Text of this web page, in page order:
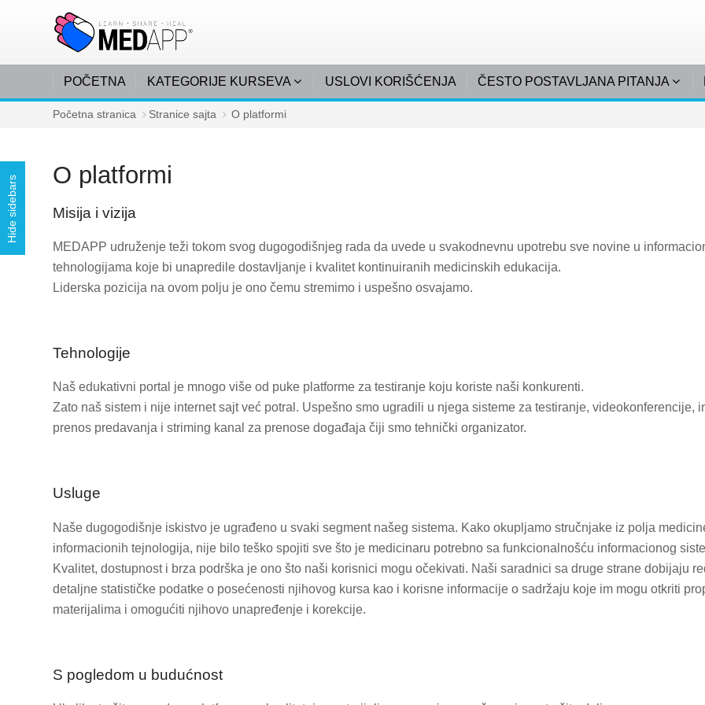
Idi na glavni sadržaj
POČETNA KATEGORIJE KURSEVA USLOVI KORIŠĆENJA ČESTO POSTAVLJANA PITANJA
Početna stranica Stranice sajta O platformi
O platformi
Misija i vizija
MEDAPP udruženje teži tokom svog dugogodišnjeg rada da uvede u svakodnevnu upotrebu sve novine u
tehnologijama koje bi unapredile dostavljanje i kvalitet kontinuiranih medicinskih edukacija.
Liderska pozicija na ovom polju je ono čemu stremimo i uspešno osvajamo.
Tehnologije
Naš edukativni portal je mnogo više od puke platforme za testiranje koju koriste naši konkurenti.
Zato naš sistem i nije internet sajt već potral. Uspešno smo ugradili u njega sisteme za testiranje, videokonferencije,
prenos predavanja i striming kanal za prenose događaja čiji smo tehnički organizator.
Usluge
Naše dugogodišnje iskistvo je ugrađeno u svaki segment našeg sistema. Kako okupljamo stručnjake iz polja
informacionih tejnologija, nije bilo teško spojiti sve što je medicinaru potrebno sa funkcionalnošću informacionog
Kvalitet, dostupnost i brza podrška je ono što naši korisnici mogu očekivati. Naši saradnici sa druge strane dobijaju
detaljne statističke podatke o posećenosti njihovog kursa kao i korisne informacije o sadržaju koje im mogu otkriti
materijalima i omogućiti njihovo unapređenje i korekcije.
S pogledom u budućnost
Hide sidebars